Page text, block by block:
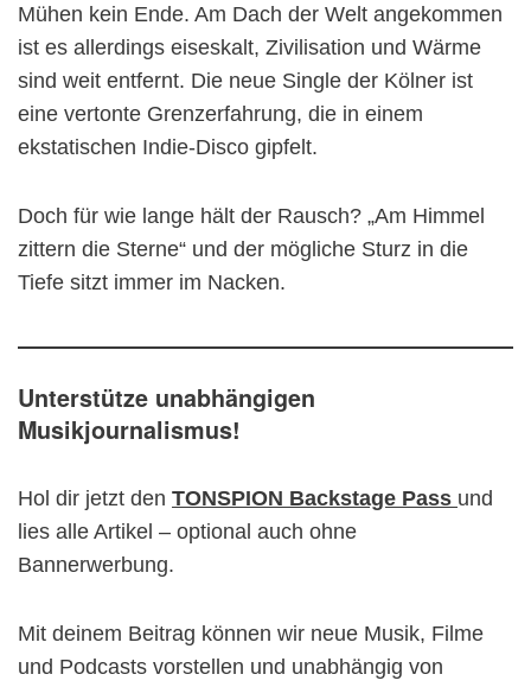
Mühen kein Ende. Am Dach der Welt angekommen
ist es allerdings eiseskalt, Zivilisation und Wärme
sind weit entfernt. Die neue Single der Kölner ist
eine vertonte Grenzerfahrung, die in einem
ekstatischen Indie-Disco gipfelt.
Doch für wie lange hält der Rausch? „Am Himmel
zittern die Sterne“ und der mögliche Sturz in die
Tiefe sitzt immer im Nacken.
Unterstütze unabhängigen
Musikjournalismus!
Hol dir jetzt den TONSPION Backstage Pass und
lies alle Artikel – optional auch ohne
Bannerwerbung.
Mit deinem Beitrag können wir neue Musik, Filme
und Podcasts vorstellen und unabhängig von